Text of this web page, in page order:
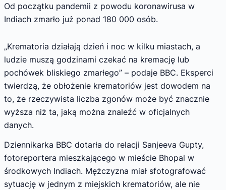
Od początku pandemii z powodu koronawirusa w
Indiach zmarło już ponad 180 000 osób.
„Krematoria działają dzień i noc w kilku miastach, a
ludzie muszą godzinami czekać na kremację lub
pochówek bliskiego zmarłego” – podaje BBC. Eksperci
twierdzą, że obłożenie krematoriów jest dowodem na
to, że rzeczywista liczba zgonów może być znacznie
wyższa niż ta, jaką można znaleźć w oficjalnych
danych.
Dziennikarka BBC dotarła do relacji Sanjeeva Gupty,
fotoreportera mieszkającego w mieście Bhopal w
środkowych Indiach. Mężczyzna miał sfotografować
sytuację w jednym z miejskich krematoriów, ale nie